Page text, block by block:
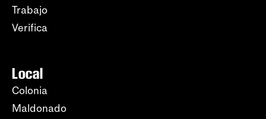
Trabajo
Verifica
Local
Colonia
Maldonado